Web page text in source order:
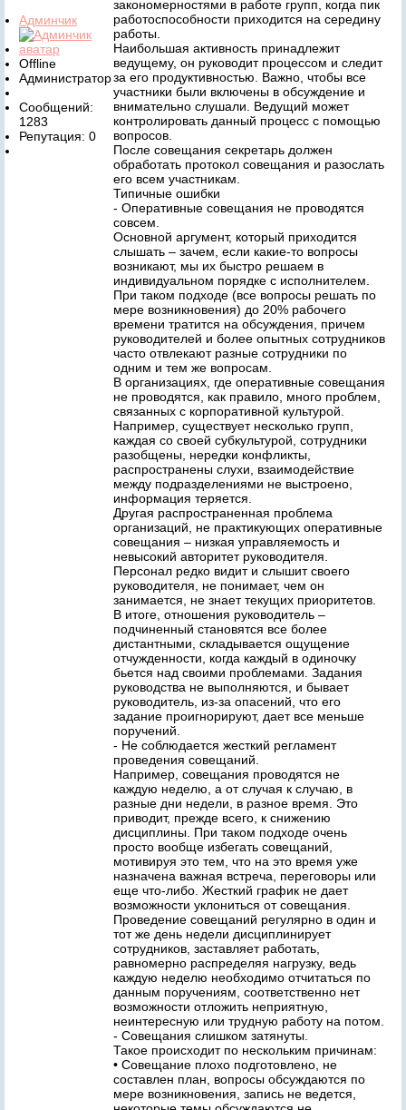
Админчик
Offline
Администратор
Сообщений:
1283
Репутация: 0
закономерностями в работе групп, когда пик
работоспособности приходится на середину
работы.
Наибольшая активность принадлежит
ведущему, он руководит процессом и следит
за его продуктивностью. Важно, чтобы все
участники были включены в обсуждение и
внимательно слушали. Ведущий может
контролировать данный процесс с помощью
вопросов.
После совещания секретарь должен
обработать протокол совещания и разослать
его всем участникам.
Типичные ошибки
- Оперативные совещания не проводятся
совсем.
Основной аргумент, который приходится
слышать – зачем, если какие-то вопросы
возникают, мы их быстро решаем в
индивидуальном порядке с исполнителем.
При таком подходе (все вопросы решать по
мере возникновения) до 20% рабочего
времени тратится на обсуждения, причем
руководителей и более опытных сотрудников
часто отвлекают разные сотрудники по
одним и тем же вопросам.
В организациях, где оперативные совещания
не проводятся, как правило, много проблем,
связанных с корпоративной культурой.
Например, существует несколько групп,
каждая со своей субкультурой, сотрудники
разобщены, нередки конфликты,
распространены слухи, взаимодействие
между подразделениями не выстроено,
информация теряется.
Другая распространенная проблема
организаций, не практикующих оперативные
совещания – низкая управляемость и
невысокий авторитет руководителя.
Персонал редко видит и слышит своего
руководителя, не понимает, чем он
занимается, не знает текущих приоритетов.
В итоге, отношения руководитель –
подчиненный становятся все более
дистантными, складывается ощущение
отчужденности, когда каждый в одиночку
бьется над своими проблемами. Задания
руководства не выполняются, и бывает
руководитель, из-за опасений, что его
задание проигнорируют, дает все меньше
поручений.
- Не соблюдается жесткий регламент
проведения совещаний.
Например, совещания проводятся не
каждую неделю, а от случая к случаю, в
разные дни недели, в разное время. Это
приводит, прежде всего, к снижению
дисциплины. При таком подходе очень
просто вообще избегать совещаний,
мотивируя это тем, что на это время уже
назначена важная встреча, переговоры или
еще что-либо. Жесткий график не дает
возможности уклониться от совещания.
Проведение совещаний регулярно в один и
тот же день недели дисциплинирует
сотрудников, заставляет работать,
равномерно распределяя нагрузку, ведь
каждую неделю необходимо отчитаться по
данным поручениям, соответственно нет
возможности отложить неприятную,
неинтересную или трудную работу на потом.
- Совещания слишком затянуты.
Такое происходит по нескольким причинам:
• Совещание плохо подготовлено, не
составлен план, вопросы обсуждаются по
мере возникновения, запись не ведется,